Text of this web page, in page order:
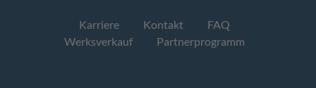
Karriere Kontakt
FAQ
Werksverkauf
Partnerprogramm